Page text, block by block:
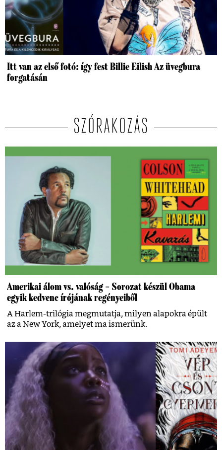
Itt van az első fotó: így fest Billie Eilish Az üvegbura
forgatásán
SZÓRAKOZÁS
Amerikai álom vs. valóság – Sorozat készül Obama
egyik kedvenc írójának regényeiből
A Harlem-trilógia megmutatja, milyen alapokra épült
az a New York, amelyet ma ismerünk.